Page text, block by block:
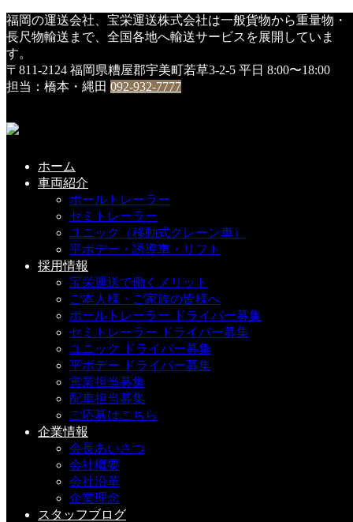
福岡の運送会社、宝栄運送株式会社は一般貨物から重量物・
長尺物輸送まで、全国各地へ輸送サービスを展開していま
す。
〒811-2124 福岡県糟屋郡宇美町若草3-2-5 平日 8:00〜18:00
担当：橋本・縄田 092-932-7777
ホーム
車両紹介
ポールトレーラー
セミトレーラー
ユニック（移動式クレーン車）
平ボデー・誘導車・リフト
採用情報
宝栄運送で働くメリット
ご本人様・ご家族の皆様へ
ポールトレーラー ドライバー募集
セミトレーラー ドライバー募集
ユニック ドライバー募集
平ボデー ドライバー募集
営業担当募集
配車担当募集
ご応募はこちら
企業情報
会長あいさつ
会社概要
会社沿革
企業理念
スタッフブログ
HOME
DSC01029
DSC01029
こちらの記事もどうぞ
７ｔユニック・新車納車
2023-01-26(Thu)
今年も実りました(^v^)
2018-04-23(Mon)
トレーラー新車 入社しました(^^♪
2024-08-19(Mon)